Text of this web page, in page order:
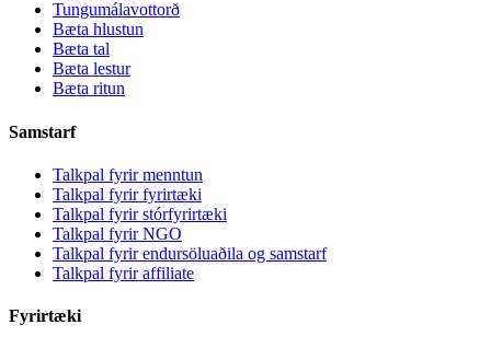
Tungumálavottorð
Bæta hlustun
Bæta tal
Bæta lestur
Bæta ritun
Samstarf
Talkpal fyrir menntun
Talkpal fyrir fyrirtæki
Talkpal fyrir stórfyrirtæki
Talkpal fyrir NGO
Talkpal fyrir endursöluaðila og samstarf
Talkpal fyrir affiliate
Fyrirtæki